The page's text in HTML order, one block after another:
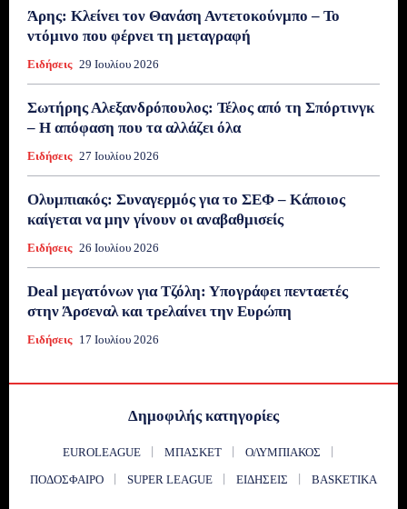
Άρης: Κλείνει τον Θανάση Αντετοκούνμπο – Το
ντόμινο που φέρνει τη μεταγραφή
Ειδήσεις 29 Ιουλίου 2026
Σωτήρης Αλεξανδρόπουλος: Τέλος από τη Σπόρτινγκ
– Η απόφαση που τα αλλάζει όλα
Ειδήσεις 27 Ιουλίου 2026
Ολυμπιακός: Συναγερμός για το ΣΕΦ – Κάποιος
καίγεται να μην γίνουν οι αναβαθμισείς
Ειδήσεις 26 Ιουλίου 2026
Deal μεγατόνων για Τζόλη: Υπογράφει πενταετές
στην Άρσεναλ και τρελαίνει την Ευρώπη
Ειδήσεις 17 Ιουλίου 2026
Δημοφιλής κατηγορίες
EUROLEAGUE ΜΠΆΣΚΕΤ
ΟΛΥΜΠΙΑΚΌΣ
ΠΟΔΌΣΦΑΙΡΟ
SUPER LEAGUE ΕΙΔΉΣΕΙΣ BASKETIKA